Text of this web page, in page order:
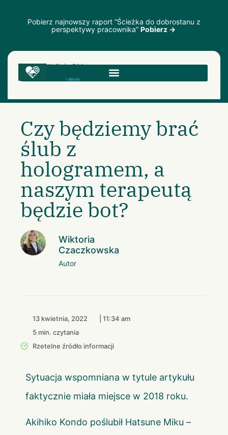
Pobierz najnowszy raport “Ścieżka do dobrostanu z
perspektywy pracownika” Pobierz →
Czy będziemy brać
ślub z
hologramem, a
naszym terapeutą
będzie bot?
Wiktoria
Czaczkowska
Autor
13 kwietnia, 2022
11:34 am
5 min. czytania
Rzetelne źródło informacji
Sytuacja wspomniana w tytule artykułu
faktycznie miała miejsce w 2018 roku.
Akihiko Kondo poślubił Hatsune Miku –